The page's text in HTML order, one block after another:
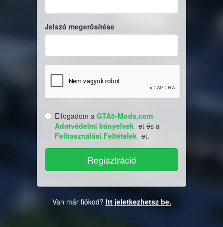
Jelszó megerősítése
Elfogadom a GTA5-Mods.com
Adatvédelmi Irányelvek -et és a
Felhasználási Feltételek -et.
Van már fiókod? Itt jeletkezhetsz be.